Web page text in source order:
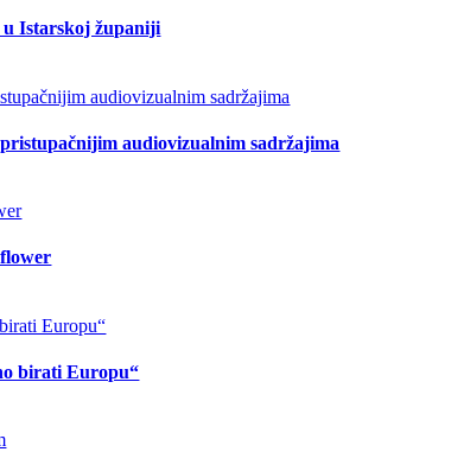
u Istarskoj županiji
audiovizualnim sadržajima
birati Europu“